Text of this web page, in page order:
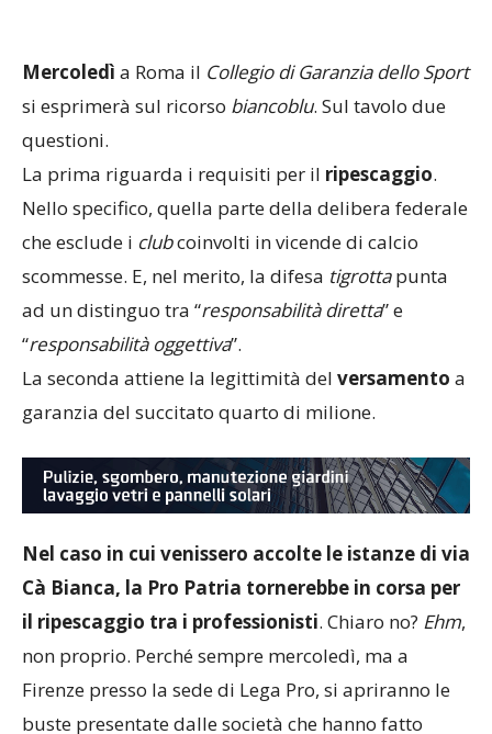
si esprimerà sul ricorsobiancoblu. Sul tavolo due
questioni.
La prima riguarda i requisiti per il
Nello specifico, quella parte della delibera federale
che esclude iclubcoinvolti in vicende di calcio
scommesse. E, nel merito, la difesatigrottapunta
ad un distinguo tra “responsabilità diretta” e
“responsabilitàoggettiva”.
La seconda attiene la legittimità del
garanzia del succitato quarto di milione.
Cà Bianca, la Pro Patria tornerebbe in corsa per
ilripescaggio tra i professionisti. Chiaro no?Ehm
non proprio. Perché sempre mercoledì, ma a
Firenze presso la sede di Lega Pro, si apriranno le
buste presentate dalle società che hanno fatto